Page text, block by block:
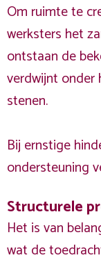
Om ruimte te
werksters het
ontstaan de
verdwijnt onder
stenen.
Bij ernstige
ondersteuning
Structurele
Het is van
wat de